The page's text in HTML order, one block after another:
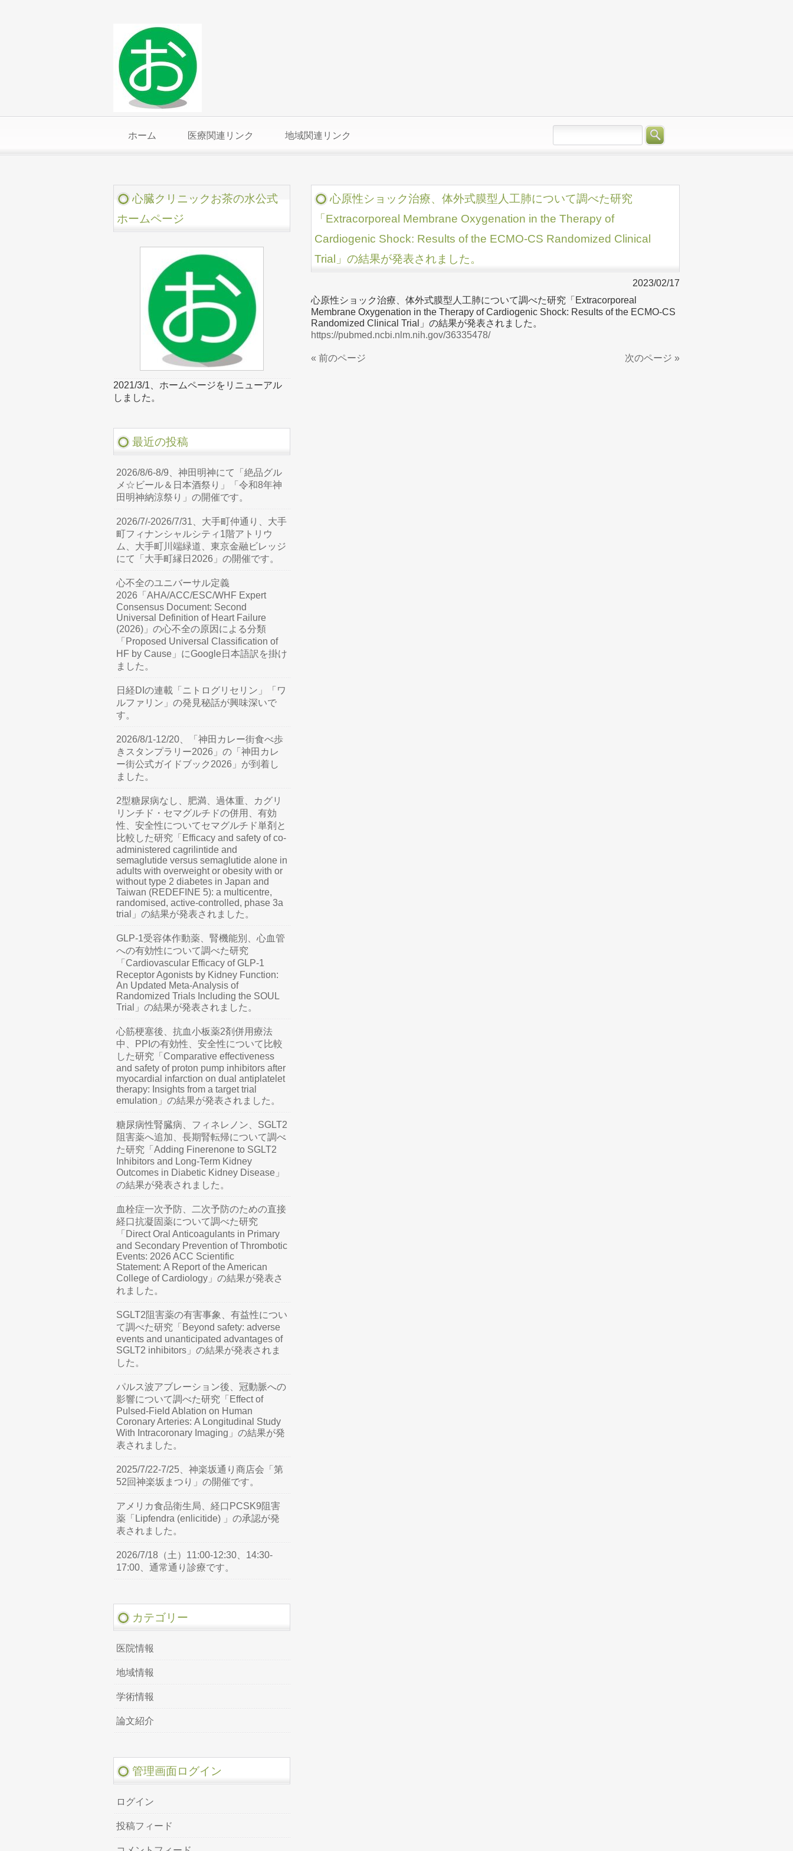
ホーム 医療関連リンク 地域関連リンク
心原性ショック治療、体外式膜型人工肺について調べた研究
「Extracorporeal Membrane Oxygenation in the Therapy of
Cardiogenic Shock: Results of the ECMO-CS Randomized Clinical
Trial」の結果が発表されました。
2023/02/17
心原性ショック治療、体外式膜型人工肺について調べた研究「Extracorporeal
Membrane Oxygenation in the Therapy of Cardiogenic Shock: Results of the ECMO-CS
Randomized Clinical Trial」の結果が発表されました。
https://pubmed.ncbi.nlm.nih.gov/36335478/
« 前のページ 次のページ »
心臓クリニックお茶の水公式
ホームページ
2021/3/1、ホームページをリニューアル
しました。
最近の投稿
2026/8/6-8/9、神田明神にて「絶品グル
メ☆ビール＆日本酒祭り」「令和8年神
田明神納涼祭り」の開催です。
2026/7/-2026/7/31、大手町仲通り、大手
町フィナンシャルシティ1階アトリウ
ム、大手町川端緑道、東京金融ビレッジ
にて「大手町縁日2026」の開催です。
心不全のユニバーサル定義
2026「AHA/ACC/ESC/WHF Expert
Consensus Document: Second
Universal Definition of Heart Failure
(2026)」の心不全の原因による分類
「Proposed Universal Classification of
HF by Cause」にGoogle日本語訳を掛け
ました。
日経DIの連載「ニトログリセリン」「ワ
ルファリン」の発見秘話が興味深いで
す。
2026/8/1-12/20、「神田カレー街食べ歩
きスタンプラリー2026」の「神田カレ
ー街公式ガイドブック2026」が到着し
ました。
2型糖尿病なし、肥満、過体重、カグリ
リンチド・セマグルチドの併用、有効
性、安全性についてセマグルチド単剤と
比較した研究「Efficacy and safety of co-
administered cagrilintide and
semaglutide versus semaglutide alone in
adults with overweight or obesity with or
without type 2 diabetes in Japan and
Taiwan (REDEFINE 5): a multicentre,
randomised, active-controlled, phase 3a
trial」の結果が発表されました。
GLP-1受容体作動薬、腎機能別、心血管
への有効性について調べた研究
「Cardiovascular Efficacy of GLP-1
Receptor Agonists by Kidney Function:
An Updated Meta-Analysis of
Randomized Trials Including the SOUL
Trial」の結果が発表されました。
心筋梗塞後、抗血小板薬2剤併用療法
中、PPIの有効性、安全性について比較
した研究「Comparative effectiveness
and safety of proton pump inhibitors after
myocardial infarction on dual antiplatelet
therapy: Insights from a target trial
emulation」の結果が発表されました。
糖尿病性腎臓病、フィネレノン、SGLT2
阻害薬へ追加、長期腎転帰について調べ
た研究「Adding Finerenone to SGLT2
Inhibitors and Long-Term Kidney
Outcomes in Diabetic Kidney Disease」
の結果が発表されました。
血栓症一次予防、二次予防のための直接
経口抗凝固薬について調べた研究
「Direct Oral Anticoagulants in Primary
and Secondary Prevention of Thrombotic
Events: 2026 ACC Scientific
Statement: A Report of the American
College of Cardiology」の結果が発表さ
れました。
SGLT2阻害薬の有害事象、有益性につい
て調べた研究「Beyond safety: adverse
events and unanticipated advantages of
SGLT2 inhibitors」の結果が発表されま
した。
パルス波アブレーション後、冠動脈への
影響について調べた研究「Effect of
Pulsed-Field Ablation on Human
Coronary Arteries: A Longitudinal Study
With Intracoronary Imaging」の結果が発
表されました。
2025/7/22-7/25、神楽坂通り商店会「第
52回神楽坂まつり」の開催です。
アメリカ食品衛生局、経口PCSK9阻害
薬「Lipfendra (enlicitide) 」の承認が発
表されました。
2026/7/18（土）11:00-12:30、14:30-
17:00、通常通り診療です。
カテゴリー
医院情報
地域情報
学術情報
論文紹介
管理画面ログイン
ログイン
投稿フィード